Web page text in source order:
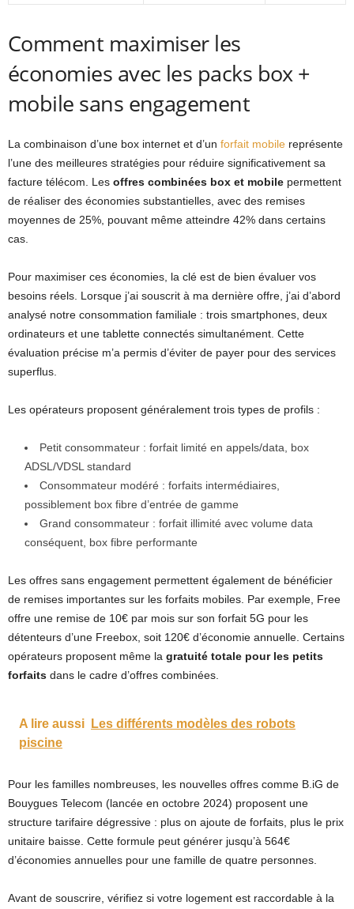
Comment maximiser les
économies avec les packs box +
mobile sans engagement
La combinaison d’une box internet et d’un forfait mobile représente
l’une des meilleures stratégies pour réduire significativement sa
facture télécom. Les offres combinées box et mobile permettent
de réaliser des économies substantielles, avec des remises
moyennes de 25%, pouvant même atteindre 42% dans certains
cas.
Pour maximiser ces économies, la clé est de bien évaluer vos
besoins réels. Lorsque j’ai souscrit à ma dernière offre, j’ai d’abord
analysé notre consommation familiale : trois smartphones, deux
ordinateurs et une tablette connectés simultanément. Cette
évaluation précise m’a permis d’éviter de payer pour des services
superflus.
Les opérateurs proposent généralement trois types de profils :
Petit consommateur : forfait limité en appels/data, box
ADSL/VDSL standard
Consommateur modéré : forfaits intermédiaires,
possiblement box fibre d’entrée de gamme
Grand consommateur : forfait illimité avec volume data
conséquent, box fibre performante
Les offres sans engagement permettent également de bénéficier
de remises importantes sur les forfaits mobiles. Par exemple, Free
offre une remise de 10€ par mois sur son forfait 5G pour les
détenteurs d’une Freebox, soit 120€ d’économie annuelle. Certains
opérateurs proposent même la gratuité totale pour les petits
forfaits dans le cadre d’offres combinées.
A lire aussi
Les différents modèles des robots
piscine
Pour les familles nombreuses, les nouvelles offres comme B.iG de
Bouygues Telecom (lancée en octobre 2024) proposent une
structure tarifaire dégressive : plus on ajoute de forfaits, plus le prix
unitaire baisse. Cette formule peut générer jusqu’à 564€
d’économies annuelles pour une famille de quatre personnes.
Avant de souscrire, vérifiez si votre logement est raccordable à la